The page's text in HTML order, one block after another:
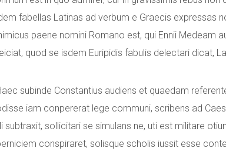
fabellas Latinas ad verbum e Graecis expressas
paene nomini Romano est, qui Ennii Medeam
quod se isdem Euripidis fabulis delectari dicat,
subinde Constantius audiens et quaedam
iam conpererat lege communi, scribens ad
subtraxit, sollicitari se simulans ne, uti est militare
conspiraret, solisque scholis iussit esse